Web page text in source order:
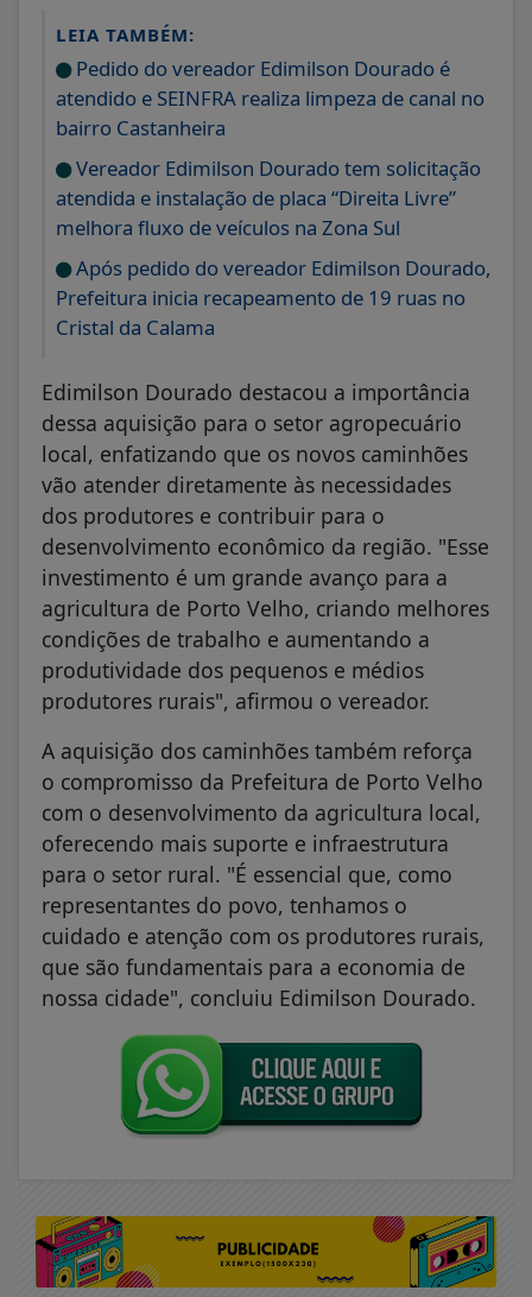
LEIA TAMBÉM:
Pedido do vereador Edimilson Dourado é
atendido e SEINFRA realiza limpeza de canal no
bairro Castanheira
Vereador Edimilson Dourado tem solicitação
atendida e instalação de placa “Direita Livre”
melhora fluxo de veículos na Zona Sul
Após pedido do vereador Edimilson Dourado,
Prefeitura inicia recapeamento de 19 ruas no
Cristal da Calama
Edimilson Dourado destacou a importância
dessa aquisição para o setor agropecuário
local, enfatizando que os novos caminhões
vão atender diretamente às necessidades
dos produtores e contribuir para o
desenvolvimento econômico da região. "Esse
investimento é um grande avanço para a
agricultura de Porto Velho, criando melhores
condições de trabalho e aumentando a
produtividade dos pequenos e médios
produtores rurais", afirmou o vereador.
A aquisição dos caminhões também reforça
o compromisso da Prefeitura de Porto Velho
com o desenvolvimento da agricultura local,
oferecendo mais suporte e infraestrutura
para o setor rural. "É essencial que, como
representantes do povo, tenhamos o
cuidado e atenção com os produtores rurais,
que são fundamentais para a economia de
nossa cidade", concluiu Edimilson Dourado.